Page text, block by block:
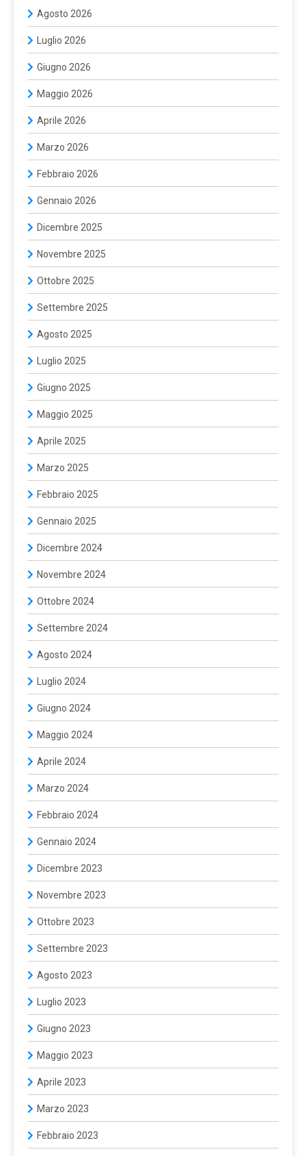
Agosto 2026
Luglio 2026
Giugno 2026
Maggio 2026
Aprile 2026
Marzo 2026
Febbraio 2026
Gennaio 2026
Dicembre 2025
Novembre 2025
Ottobre 2025
Settembre 2025
Agosto 2025
Luglio 2025
Giugno 2025
Maggio 2025
Aprile 2025
Marzo 2025
Febbraio 2025
Gennaio 2025
Dicembre 2024
Novembre 2024
Ottobre 2024
Settembre 2024
Agosto 2024
Luglio 2024
Giugno 2024
Maggio 2024
Aprile 2024
Marzo 2024
Febbraio 2024
Gennaio 2024
Dicembre 2023
Novembre 2023
Ottobre 2023
Settembre 2023
Agosto 2023
Luglio 2023
Giugno 2023
Maggio 2023
Aprile 2023
Marzo 2023
Febbraio 2023